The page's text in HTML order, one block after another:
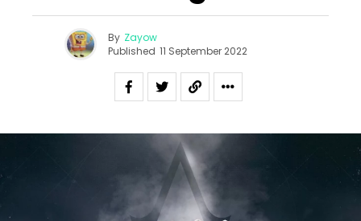
By Zayow
Published 11 September 2022